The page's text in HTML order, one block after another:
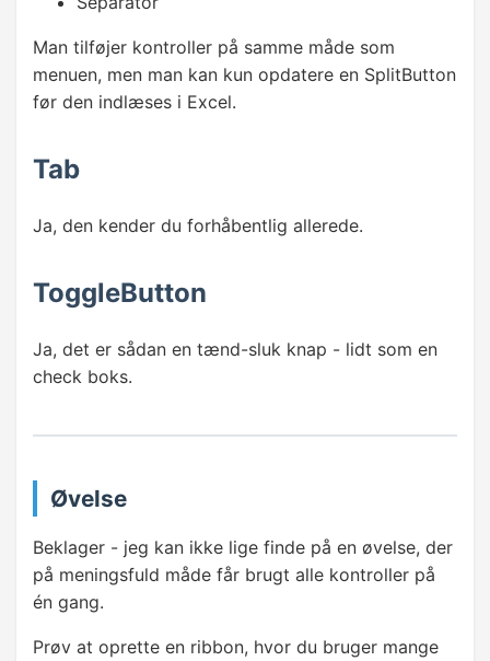
Man tilføjer kontroller på samme måde som
menuen, men man kan kun opdatere en SplitButton
før den indlæses i Excel.
Tab
Ja, den kender du forhåbentlig allerede.
ToggleButton
Ja, det er sådan en tænd-sluk knap - lidt som en
check boks.
Øvelse
Beklager - jeg kan ikke lige finde på en øvelse, der
på meningsfuld måde får brugt alle kontroller på
én gang.
Prøv at oprette en ribbon, hvor du bruger mange